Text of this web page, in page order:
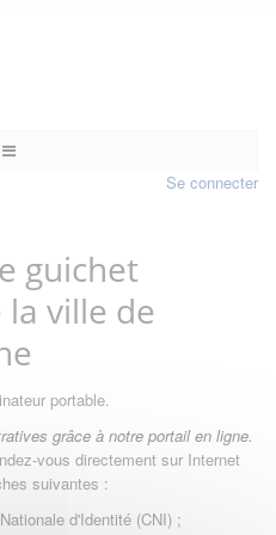
Se connecter
guichet
ville de
grâce à notre portail en ligne.
vous directement sur Internet
suivantes :
d'Identité (CNI) ;